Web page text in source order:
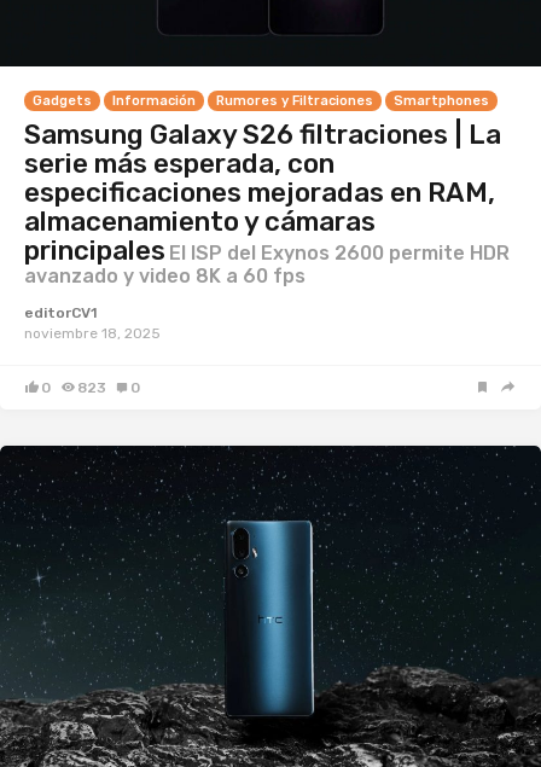
Gadgets Información Rumores y Filtraciones Smartphones
Samsung Galaxy S26 filtraciones | La
serie más esperada, con
especificaciones mejoradas en RAM,
almacenamiento y cámaras
principales El ISP del Exynos 2600 permite HDR
avanzado y video 8K a 60 fps
editorCV1
noviembre 18, 2025
0 823 0